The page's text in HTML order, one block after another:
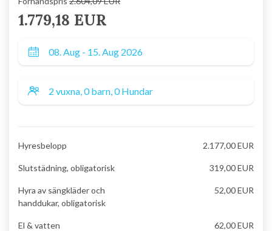
1.779,18 EUR
Hyresbelopp 2.177,00 EUR
Slutstädning, obligatorisk 319,00 EUR
Hyra av sängkläder och
handdukar, obligatorisk
52,00 EUR
El & vatten 62,00 EUR